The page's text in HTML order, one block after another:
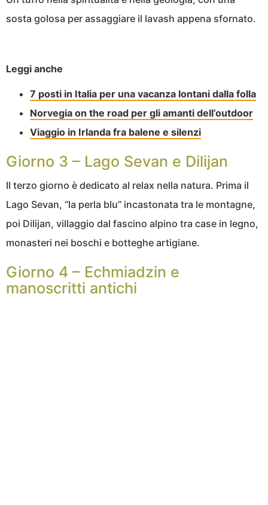
sosta golosa per assaggiare il lavash appena sfornato.
Leggi anche
7 posti in Italia per una vacanza lontani dalla folla
Norvegia on the road per gli amanti dell’outdoor
Viaggio in Irlanda fra balene e silenzi
Giorno 3 – Lago Sevan e Dilijan
Il terzo giorno è dedicato al relax nella natura. Prima il
Lago Sevan, “la perla blu” incastonata tra le montagne,
poi Dilijan, villaggio dal fascino alpino tra case in legno,
monasteri nei boschi e botteghe artigiane.
Giorno 4 – Echmiadzin e
manoscritti antichi